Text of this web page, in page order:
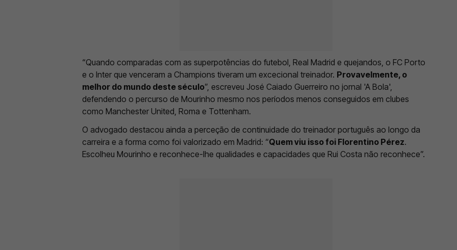
“Quando comparadas com as superpotências do futebol, Real Madrid e quejandos, o FC Porto
e o Inter que venceram a Champions tiveram um excecional treinador. Provavelmente, o
melhor do mundo deste século”, escreveu José Caiado Guerreiro no jornal 'A Bola',
defendendo o percurso de Mourinho mesmo nos períodos menos conseguidos em clubes
como Manchester United, Roma e Tottenham.
O advogado destacou ainda a perceção de continuidade do treinador português ao longo da
carreira e a forma como foi valorizado em Madrid: “Quem viu isso foi Florentino Pérez.
Escolheu Mourinho e reconhece-lhe qualidades e capacidades que Rui Costa não reconhece”.